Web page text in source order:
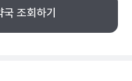
조회하기